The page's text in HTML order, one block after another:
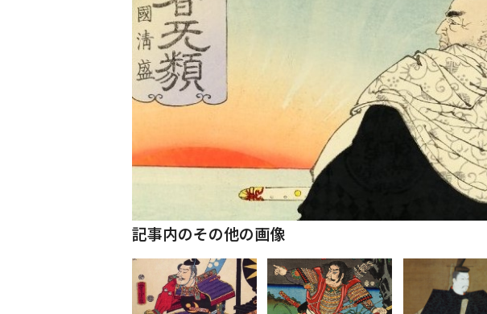
記事内のその他の画像